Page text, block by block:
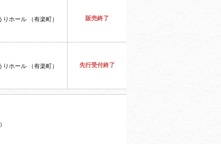
りホール （有楽町） 販売終了
りホール （有楽町） 先行受付終了